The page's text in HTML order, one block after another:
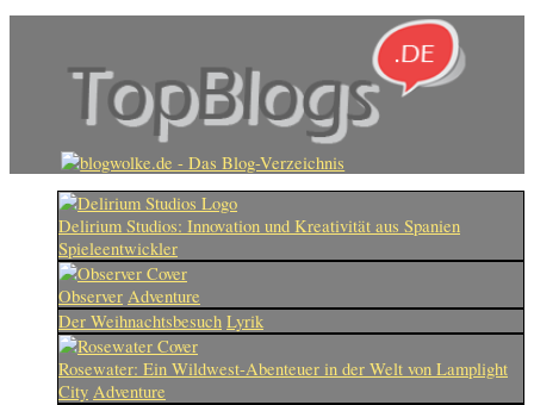
Delirium Studios: Innovation und Kreativität aus Spanien
Spieleentwickler
Observer Adventure
Der Weihnachtsbesuch Lyrik
Rosewater: Ein Wildwest-Abenteuer in der Welt von Lamplight
City Adventure